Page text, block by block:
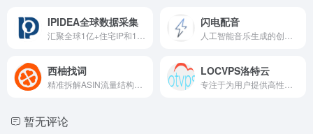
IPIDEA全球数据采集 闪电配音
西柚找词 LOCVPS洛特云
暂无评论